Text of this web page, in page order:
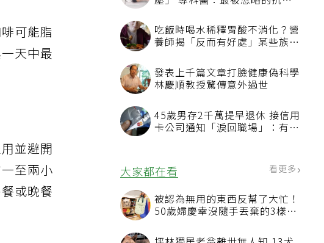
壓」 專科醫：最被忽略的抗老
吃飯時喝水稀釋胃酸不消化？營
養師揭「反而有好處」某些族群
發表上千篇文章打臉健康偽科學
林慶順教授驚傳意外過世
45歲男存2千萬提早退休 接信用
卡公司通知「淚回職場」：有錢
大家都在看
被認為無用的東西反幫了大忙！
50歲婦慶幸沒隨手丟棄的3樣物
可能脂
天中最
並避開
至兩小
或晚餐